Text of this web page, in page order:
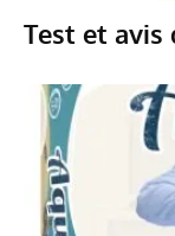
Test et avis